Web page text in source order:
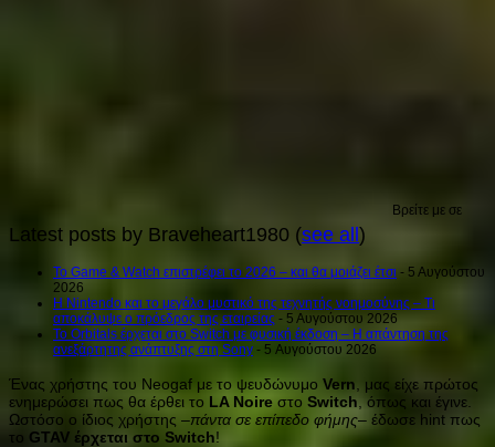
Βρείτε με σε
Latest posts by Braveheart1980 (see all)
Το Game & Watch επιστρέφει το 2026 – και θα μοιάζει έτσι - 5 Αυγούστου
2026
Η Nintendo και το μεγάλο μυστικό της τεχνητής νοημοσύνης – Τι
αποκάλυψε ο πρόεδρος της εταιρείας - 5 Αυγούστου 2026
Το Orbitals έρχεται στο Switch με φυσική έκδοση – Η απάντηση της
ανεξάρτητης ανάπτυξης στη Sony - 5 Αυγούστου 2026
Ένας χρήστης του Neogaf με το ψευδώνυμο Vern , μας είχε πρώτος
ενημερώσει πως θα έρθει το LA Noire στο Switch , όπως και έγινε.
Ωστόσο ο ίδιος χρήστης –πάντα σε επίπεδο φήμης– έδωσε hint πως
το GTAV έρχεται στο Switch!